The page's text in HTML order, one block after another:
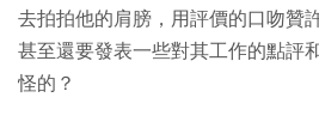
去拍拍他的肩膀，用評價的口吻贊
甚至還要發表一些對其工作的點評
怪的？